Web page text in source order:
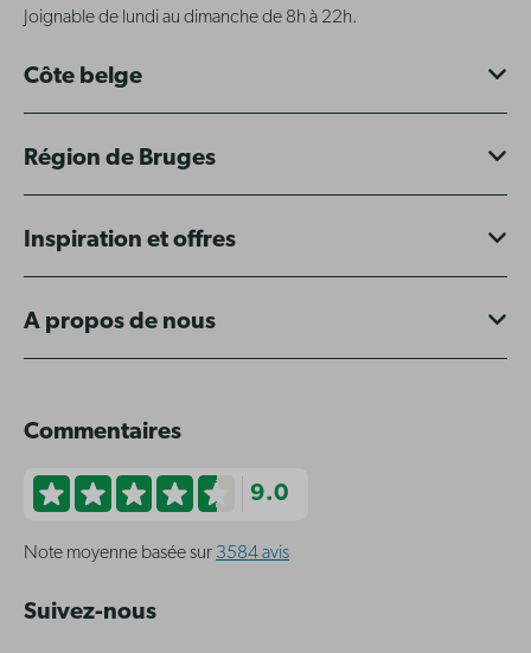
Joignable de lundi au dimanche de 8h à 22h.
Côte belge
Région de Bruges
Inspiration et offres
A propos de nous
Commentaires
9.0
Note moyenne basée sur 3584 avis
Suivez-nous